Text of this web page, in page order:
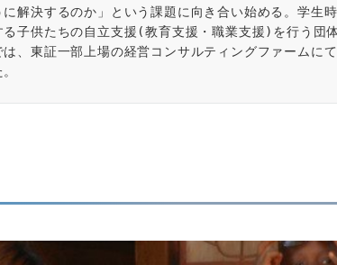
に解決するのか」という課題に向き合い始める。学生
る子供たちの自立支援(教育支援・職業支援)を行う団
は、東証一部上場の経営コンサルティングファームに